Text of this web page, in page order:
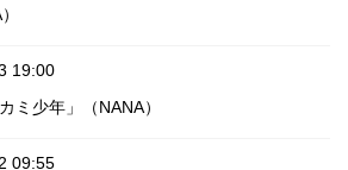
19:00
ミ少年」（NANA）
09:55